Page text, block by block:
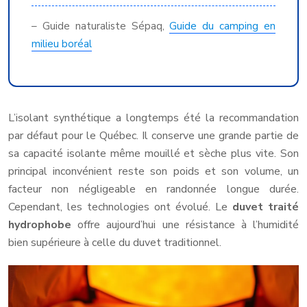
– Guide naturaliste Sépaq,Guide du camping en
milieu boréal
L’isolant synthétique a longtemps été la recommandation
par défaut pour le Québec. Il conserve une grande partie de
sa capacité isolante même mouillé et sèche plus vite. Son
principal inconvénient reste son poids et son volume, un
facteur non négligeable en randonnée longue durée.
Cependant, les technologies ont évolué. Le duvet traité
hydrophobe offre aujourd’hui une résistance à l’humidité
bien supérieure à celle du duvet traditionnel.